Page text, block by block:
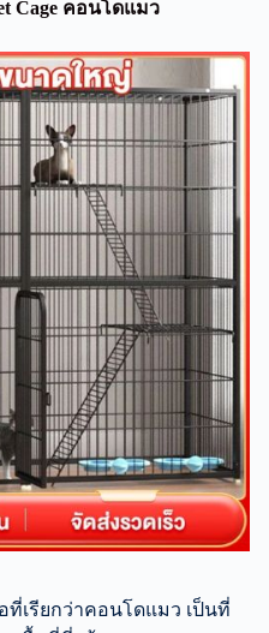
Cage คอนโดแมว
ที่เรียกว่าคอนโดแมว เป็นที่